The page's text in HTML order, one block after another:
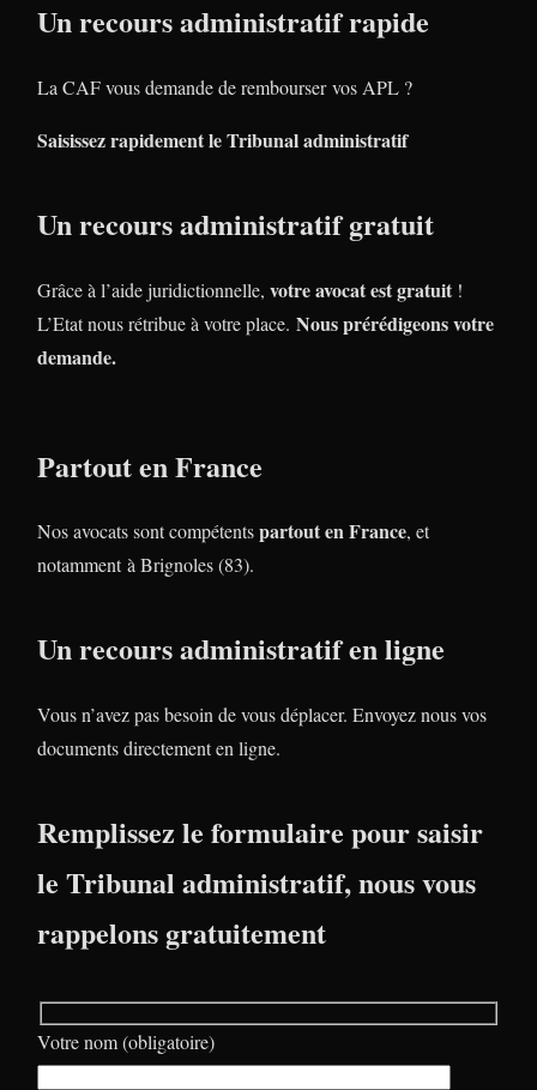
Un recours administratif rapide
La CAF vous demande de rembourser vos APL ?
Saisissez rapidement le Tribunal administratif
Un recours administratif gratuit
Grâce à l’aide juridictionnelle, votre avocat est gratuit !
L’Etat nous rétribue à votre place. Nous prérédigeons votre
demande.
Partout en France
Nos avocats sont compétentspartout en France, et
notamment à Brignoles (83).
Un recours administratif en ligne
Vous n’avez pas besoin de vous déplacer. Envoyez nous vos
documents directement en ligne.
Remplissez le formulaire pour saisir
le Tribunal administratif, nous vous
rappelons gratuitement
Votre nom (obligatoire)